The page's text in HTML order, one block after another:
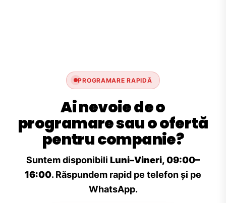
PROGRAMARE RAPIDĂ
Ai nevoie de o
programare sau o ofertă
pentru companie?
Suntem disponibili Luni–Vineri, 09:00–
16:00. Răspundem rapid pe telefon și pe
WhatsApp.